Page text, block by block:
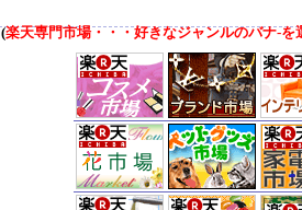
(楽天専門市場・・・好きなジャンルのバナ-を